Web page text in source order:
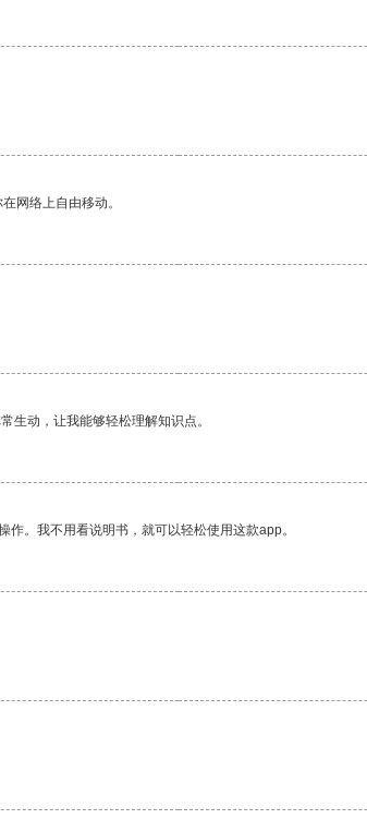
网络上自由移动。
生动，让我能够轻松理解知识点。
。我不用看说明书，就可以轻松使用这款app。